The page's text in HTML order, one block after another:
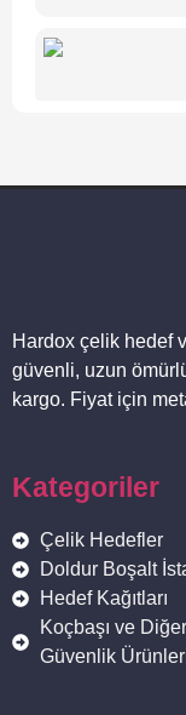
Hardox çelik hedef
güvenli, uzun
kargo. Fiyat için
Kategoriler
Çelik Hedefler
Doldur Boşalt
Hedef Kağıtları
Koçbaşı ve Diğer
Güvenlik